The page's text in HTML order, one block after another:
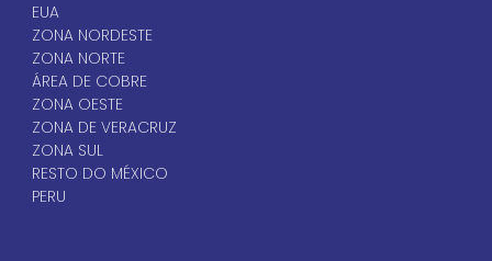
EUA
ZONA NORDESTE
ZONA NORTE
ÁREA DE COBRE
ZONA OESTE
ZONA DE VERACRUZ
ZONA SUL
RESTO DO MÉXICO
PERU